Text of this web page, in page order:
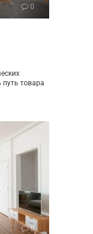
0
путь товара
0